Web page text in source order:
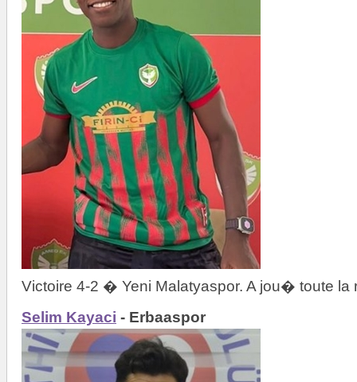
Victoire 4-2 � Yeni Malatyaspor. A jou� toute la
Selim Kayaci - Erbaaspor